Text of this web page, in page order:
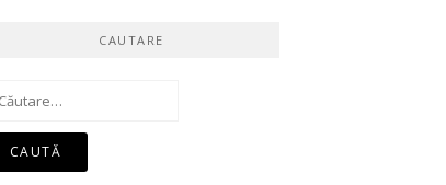
CAUTARE